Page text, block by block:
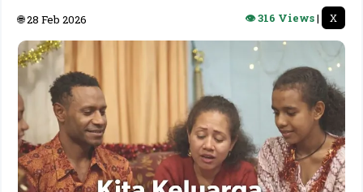
🌐 28 Feb 2026 👁 316 Views| X